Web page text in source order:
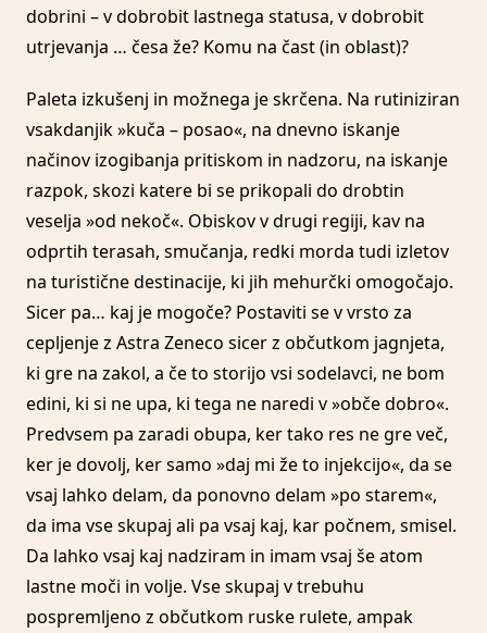
dobrini – v dobrobit lastnega statusa, v dobrobit
utrjevanja … česa že? Komu na čast (in oblast)?
Paleta izkušenj in možnega je skrčena. Na rutiniziran
vsakdanjik »kuča – posao«, na dnevno iskanje
načinov izogibanja pritiskom in nadzoru, na iskanje
razpok, skozi katere bi se prikopali do drobtin
veselja »od nekoč«. Obiskov v drugi regiji, kav na
odprtih terasah, smučanja, redki morda tudi izletov
na turistične destinacije, ki jih mehurčki omogočajo.
Sicer pa… kaj je mogoče? Postaviti se v vrsto za
cepljenje z Astra Zeneco sicer z občutkom jagnjeta,
ki gre na zakol, a če to storijo vsi sodelavci, ne bom
edini, ki si ne upa, ki tega ne naredi v »obče dobro«.
Predvsem pa zaradi obupa, ker tako res ne gre več,
ker je dovolj, ker samo »daj mi že to injekcijo«, da se
vsaj lahko delam, da ponovno delam »po starem«,
da ima vse skupaj ali pa vsaj kaj, kar počnem, smisel.
Da lahko vsaj kaj nadziram in imam vsaj še atom
lastne moči in volje. Vse skupaj v trebuhu
pospremljeno z občutkom ruske rulete, ampak